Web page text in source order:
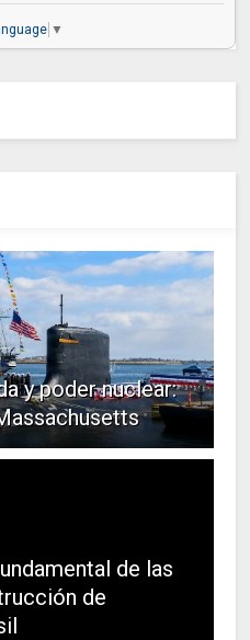
▼
y poder nuclear:
de las
de